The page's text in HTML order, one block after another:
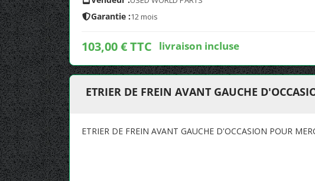
Garantie :12 mois
103,00 € TTC livraison incluse
ETRIER DE FREIN AVANT GAUCHE
ETRIER DE FREIN AVANT GAUCHE D'OCCASION POUR